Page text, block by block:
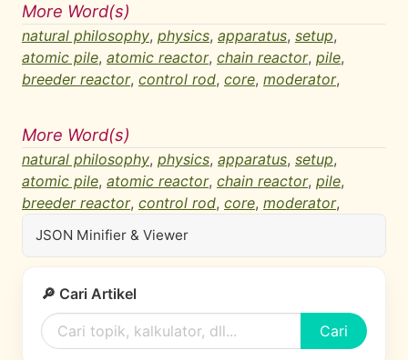
More Word(s)
natural philosophy, physics, apparatus, setup,
atomic pile, atomic reactor, chain reactor, pile,
breeder reactor, control rod, core, moderator,
More Word(s)
natural philosophy, physics, apparatus, setup,
atomic pile, atomic reactor, chain reactor, pile,
breeder reactor, control rod, core, moderator,
JSON Minifier & Viewer
🔎 Cari Artikel
Cari